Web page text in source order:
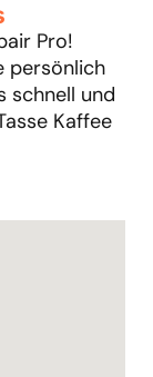
Pro!
persönlich
schnell und
Kaffee